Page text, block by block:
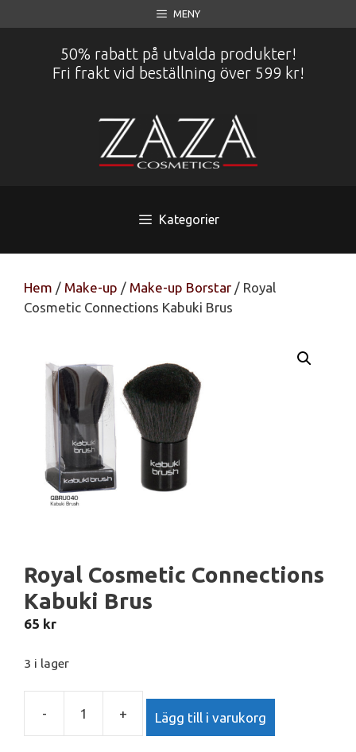
till
MENY
50% rabatt på utvalda produkter!
Fri frakt vid beställning över 599 kr!
Kategorier
Hem / Make-up / Make-up Borstar / Royal
Cosmetic Connections Kabuki Brus
Royal Cosmetic Connections
Kabuki Brus
65 kr
3 i lager
-
Royal
+ Lägg till i varukorg